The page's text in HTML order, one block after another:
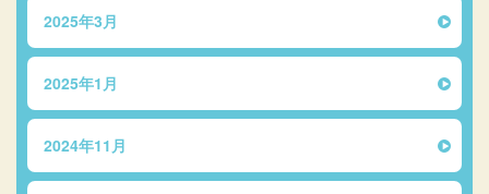
2025年3月
2025年1月
2024年11月